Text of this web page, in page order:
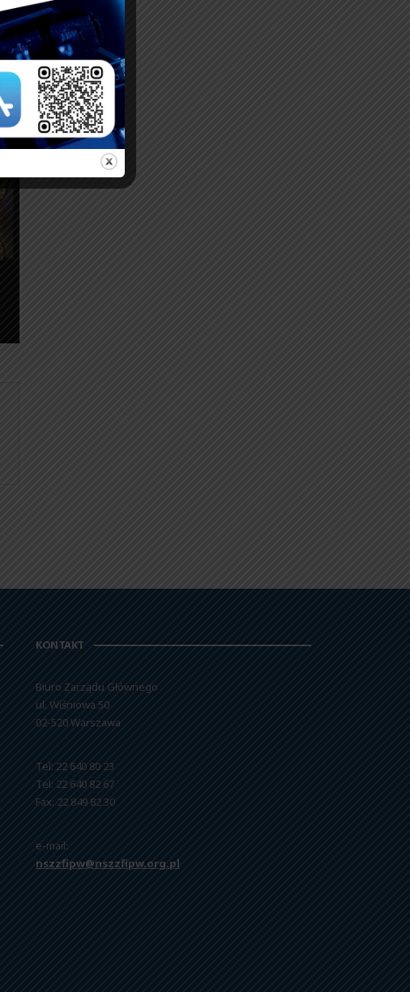
KONTAKT
Biuro Zarządu Głównego
ul. Wiśniowa 50
02-520 Warszawa
Tel: 22 640 80 23
Tel: 22 640 82 67
Fax: 22 849 82 30
e-mail:
nszzfipw@nszzfipw.org.pl